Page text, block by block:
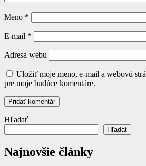
Meno *
E-mail *
Adresa webu
Uložiť moje meno, e-mail a webovú
pre moje budúce komentáre.
Hľadať
Hľadať
Najnovšie články